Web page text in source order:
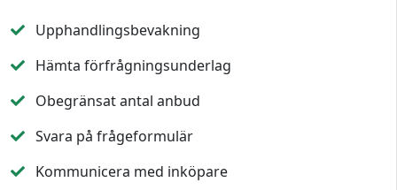
Upphandlingsbevakning
Hämta förfrågningsunderlag
Obegränsat antal anbud
Svara på frågeformulär
Kommunicera med inköpare